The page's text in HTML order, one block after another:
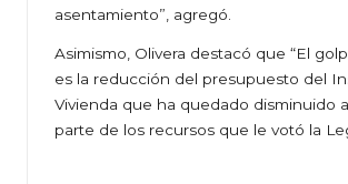
asentamiento”, agregó.
Asimismo, Olivera destacó que “El
es la reducción del presupuesto del
Vivienda que ha quedado disminuido
parte de los recursos que le votó la